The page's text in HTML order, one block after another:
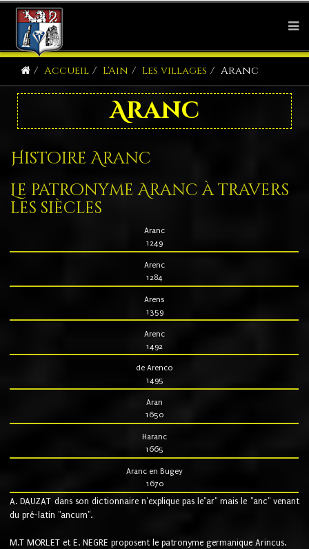
Accueil L'Ain Les villages Aranc
Aranc
Histoire Aranc
Le patronyme Aranc à travers
les siècles
Aranc
1249
Arenc
1284
Arens
1359
Arenc
1492
de Arenco
1495
Aran
1650
Haranc
1665
Aranc en Bugey
1670
A. DAUZAT dans son dictionnaire n'explique pas le"ar" mais le "anc" venant
du pré-latin "ancum".
M.T MORLET et E. NEGRE proposent le patronyme germanique Arincus.